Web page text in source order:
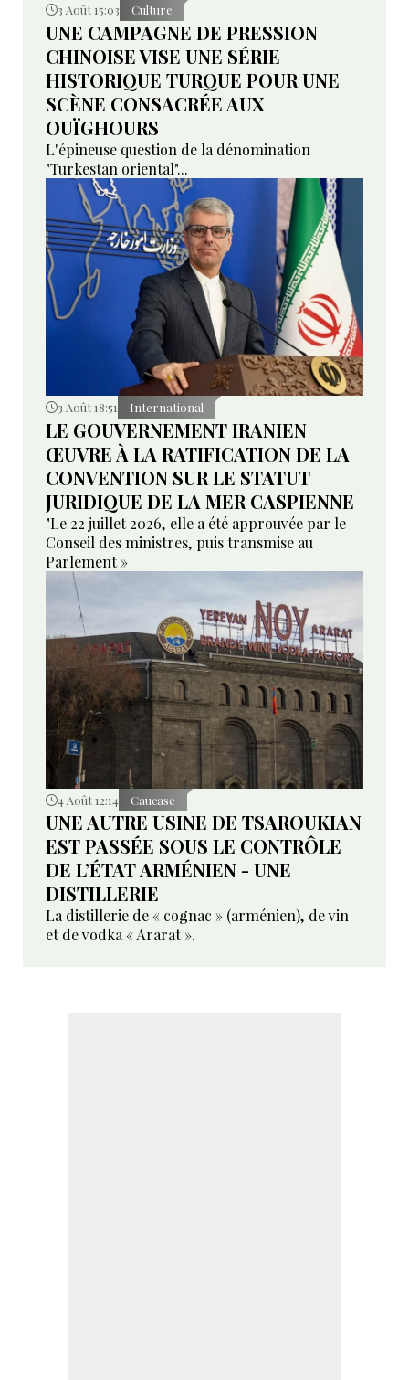
3 Août 15:03 Culture
UNE CAMPAGNE DE PRESSION
CHINOISE VISE UNE SÉRIE
HISTORIQUE TURQUE POUR UNE
SCÈNE CONSACRÉE AUX
OUÏGHOURS
L'épineuse question de la dénomination
"Turkestan oriental"...
3 Août 18:51 International
LE GOUVERNEMENT IRANIEN
ŒUVRE À LA RATIFICATION DE LA
CONVENTION SUR LE STATUT
JURIDIQUE DE LA MER CASPIENNE
"Le 22 juillet 2026, elle a été approuvée par le
Conseil des ministres, puis transmise au
Parlement »
4 Août 12:14 Caucase
UNE AUTRE USINE DE TSAROUKIAN
EST PASSÉE SOUS LE CONTRÔLE
DE L’ÉTAT ARMÉNIEN - UNE
DISTILLERIE
La distillerie de « cognac » (arménien), de vin
et de vodka « Ararat ».